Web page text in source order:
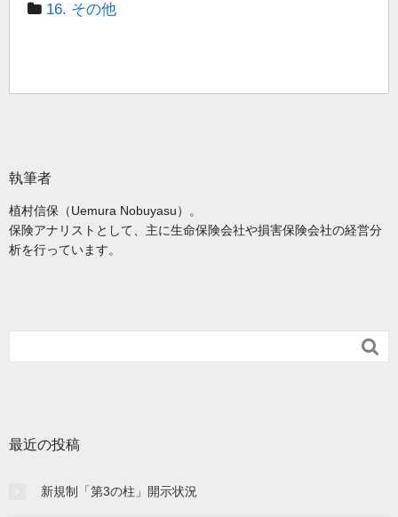
16. その他
執筆者
植村信保（Uemura Nobuyasu）。
保険アナリストとして、主に生命保険会社や損害保険会社の経営分
析を行っています。

最近の投稿
新規制「第3の柱」開示状況